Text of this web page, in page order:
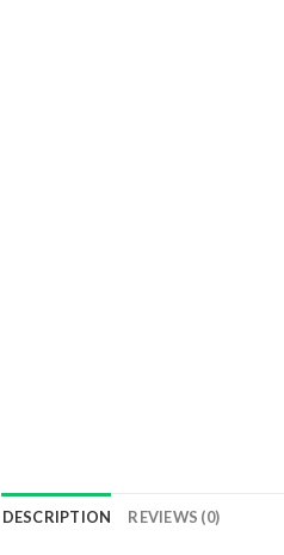
DESCRIPTION REVIEWS (0)